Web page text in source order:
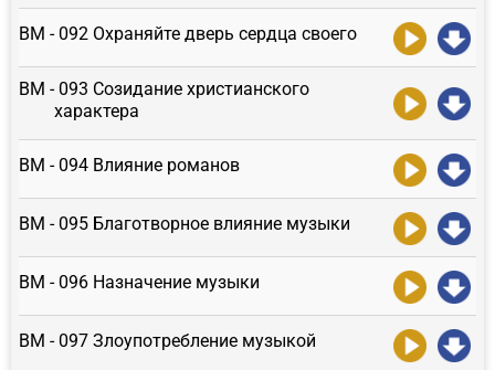
ВМ - 092 Охраняйте дверь сердца своего
ВМ - 093 Созидание христианского
характера
ВМ - 094 Влияние романов
ВМ - 095 Благотворное влияние музыки
ВМ - 096 Назначение музыки
ВМ - 097 Злоупотребление музыкой